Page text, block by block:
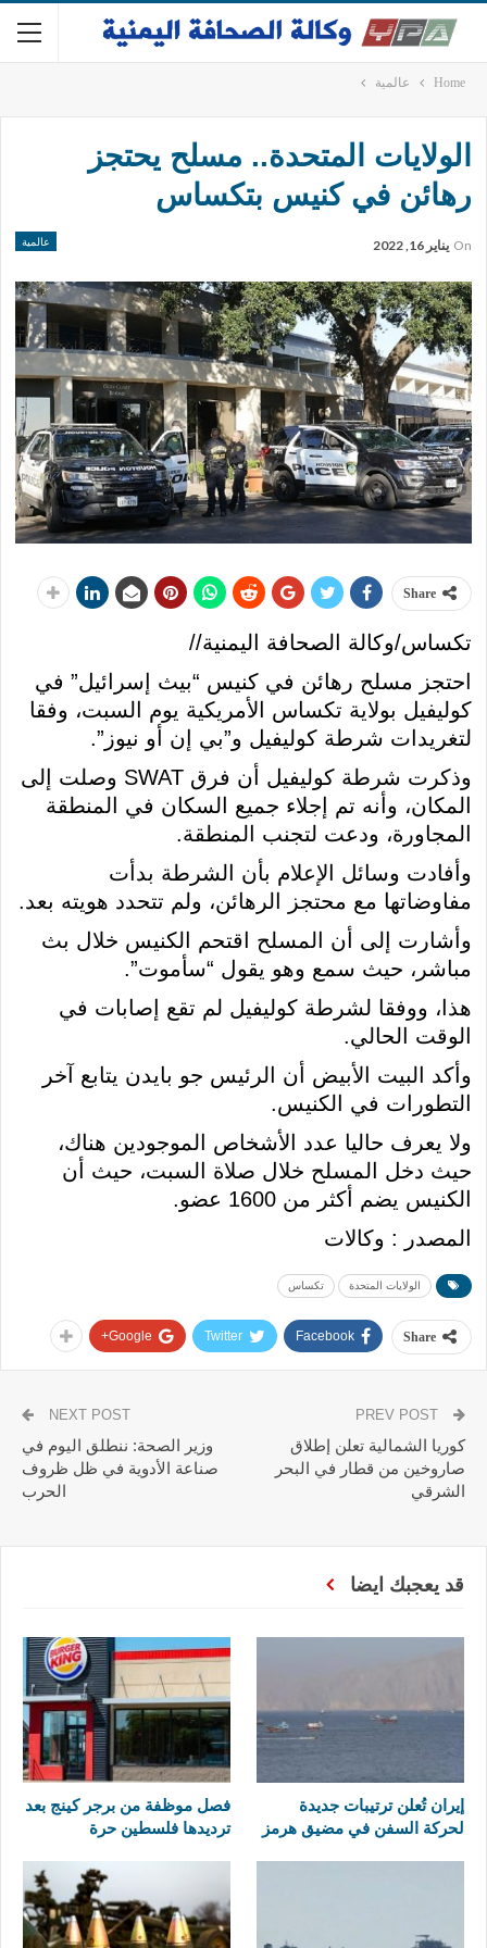
Home عالمية
الولايات المتحدة.. مسلح يحتجز
رهائن في كنيس بتكساس
عالمية On يناير 16, 2022
Share
تكساس/وكالة الصحافة اليمنية//
احتجز مسلح رهائن في كنيس “بيث إسرائيل” في
كوليفيل بولاية تكساس الأمريكية يوم السبت، وفقا
لتغريدات شرطة كوليفيل و”بي إن أو نيوز”.
وذكرت شرطة كوليفيل أن فرق SWAT وصلت إلى
المكان، وأنه تم إجلاء جميع السكان في المنطقة
المجاورة، ودعت لتجنب المنطقة.
وأفادت وسائل الإعلام بأن الشرطة بدأت
مفاوضاتها مع محتجز الرهائن، ولم تتحدد هويته بعد.
وأشارت إلى أن المسلح اقتحم الكنيس خلال بث
مباشر، حيث سمع وهو يقول “سأموت”.
هذا، ووفقا لشرطة كوليفيل لم تقع إصابات في
الوقت الحالي.
وأكد البيت الأبيض أن الرئيس جو بايدن يتابع آخر
التطورات في الكنيس.
ولا يعرف حاليا عدد الأشخاص الموجودين هناك،
حيث دخل المسلح خلال صلاة السبت، حيث أن
الكنيس يضم أكثر من 1600 عضو.
المصدر : وكالات
الولايات المتحدة تكساس
Share
Facebook
Twitter
Google+
كوريا الشمالية تعلن إطلاق
صاروخين من قطار في البحر
الشرقي
NEXT POST
وزير الصحة: ننطلق اليوم في
صناعة الأدوية في ظل ظروف
الحرب
قد يعجبك ايضا
إيران تُعلن ترتيبات جديدة
لحركة السفن في مضيق هرمز
فصل موظفة من برجر كينج بعد
ترديدها فلسطين حرة